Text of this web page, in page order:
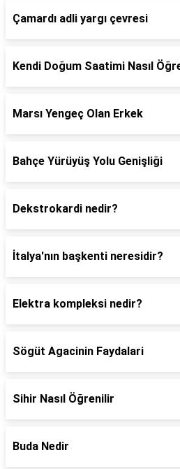
Çamardı adli yargı çevresi
Kendi Doğum Saatimi Nasıl
Marsı Yengeç Olan Erkek
Bahçe Yürüyüş Yolu Genişliği
Dekstrokardi nedir?
İtalya'nın başkenti neresidir?
Elektra kompleksi nedir?
Sögüt Agacinin Faydalari
Sihir Nasıl Öğrenilir
Buda Nedir